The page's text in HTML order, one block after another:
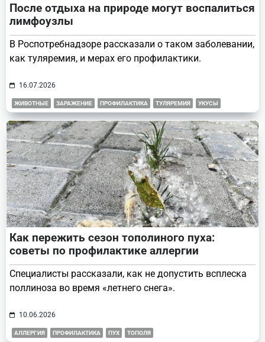
После отдыха на природе могут воспалиться
лимфоузлы
В Роспотребнадзоре рассказали о таком заболевании,
как туляремия, и мерах его профилактики.
16.07.2026
ЖИВОТНЫЕ ЗАРАЖЕНИЕ ПРОФИЛАКТИКА ТУЛЯРЕМИЯ УКУСЫ
Как пережить сезон тополиного пуха:
советы по профилактике аллергии
Специалисты рассказали, как не допустить всплеска
поллиноза во время «летнего снега».
10.06.2026
АЛЛЕРГИЯ ПРОФИЛАКТИКА ПУХ ТОПОЛЯ